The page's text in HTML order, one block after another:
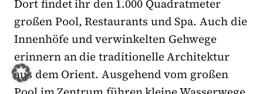
Dort findet ihr den 1.000 Quadratmeter
großen Pool, Restaurants und Spa. Auch die
Innenhöfe und verwinkelten Gehwege
erinnern an die traditionelle Architektur
aus dem Orient. Ausgehend vom großen